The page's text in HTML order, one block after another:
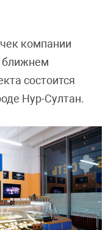
компании
ближнем
состоится
Нур-Султан.